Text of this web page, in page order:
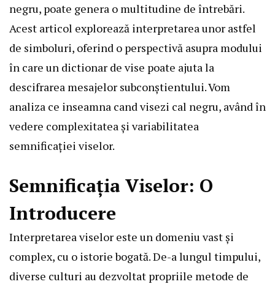
negru, poate genera o multitudine de întrebări.
Acest articol explorează interpretarea unor astfel
de simboluri, oferind o perspectivă asupra modului
în care un dictionar de vise poate ajuta la
descifrarea mesajelor subconștientului. Vom
analiza ce inseamna cand visezi cal negru, având în
vedere complexitatea și variabilitatea
semnificației viselor.
Semnificația Viselor: O
Introducere
Interpretarea viselor este un domeniu vast și
complex, cu o istorie bogată. De-a lungul timpului,
diverse culturi au dezvoltat propriile metode de